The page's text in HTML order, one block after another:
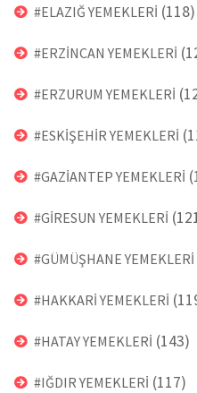
#ELAZIĞ YEMEKLERİ (118)
#ERZİNCAN YEMEKLERİ
#ERZURUM YEMEKLERİ
#ESKİŞEHİR YEMEKLERİ
#GAZİANTEP YEMEKLERİ
#GİRESUN YEMEKLERİ
#GÜMÜŞHANE YEMEKLERİ
#HAKKARİ YEMEKLERİ
#HATAY YEMEKLERİ (143)
#IĞDIR YEMEKLERİ (117)